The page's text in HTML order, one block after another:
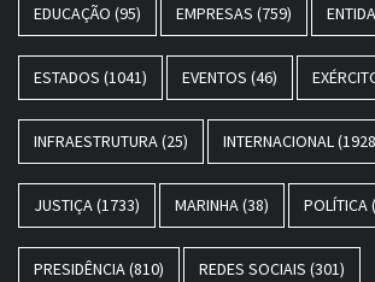
EDUCAÇÃO (95) EMPRESAS (759)
ESTADOS (1041) EVENTOS (46)
INFRAESTRUTURA(25) INTERNACIONAL
JUSTIÇA(1733) MARINHA(38) POLÍTICA
PRESIDÊNCIA(810) REDES SOCIAIS (301)